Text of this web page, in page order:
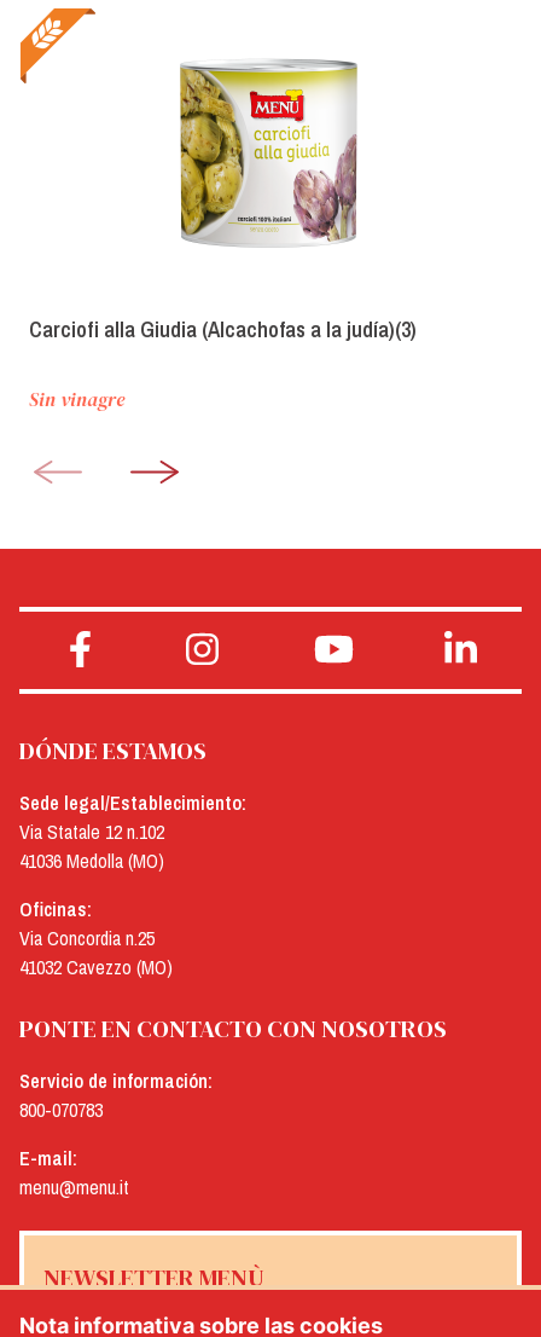
Carciofi alla Giudia (Alcachofas a la judía)(3)
Sin vinagre
DÓNDE ESTAMOS
Sede legal/Establecimiento:
Via Statale 12 n.102
41036 Medolla (MO)
Oficinas:
Via Concordia n.25
41032 Cavezzo (MO)
PONTE EN CONTACTO CON NOSOTROS
Servicio de información:
800-070783
E-mail:
menu@menu.it
NEWSLETTER MENÙ
Nota informativa sobre las cookies